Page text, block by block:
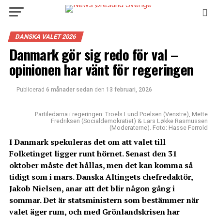
DANSKA VALET 2026
Danmark gör sig redo för val –
opinionen har vänt för regeringen
Publicerad 6 månader sedan den 13 februari, 2026
Partiledarna i regeringen: Troels Lund Poelsen (Venstre), Mette
Fredriksen (Socialdemokratiet) & Lars Løkke Rasmussen
(Moderaterne). Foto: Hasse Ferrold
I Danmark spekuleras detom attvalettill
Folketinget liggerrunthörnet.Senast den 31
oktober måste det hållas,mendetkankomma så
tidigt som i mars.DanskaAltingets chefredaktör,
Jakob Nielsen, anar att detblirnågon gångi
sommar.Det är statsministern som bestämmer när
valet ägerrum, och med Grönlandskrisen har